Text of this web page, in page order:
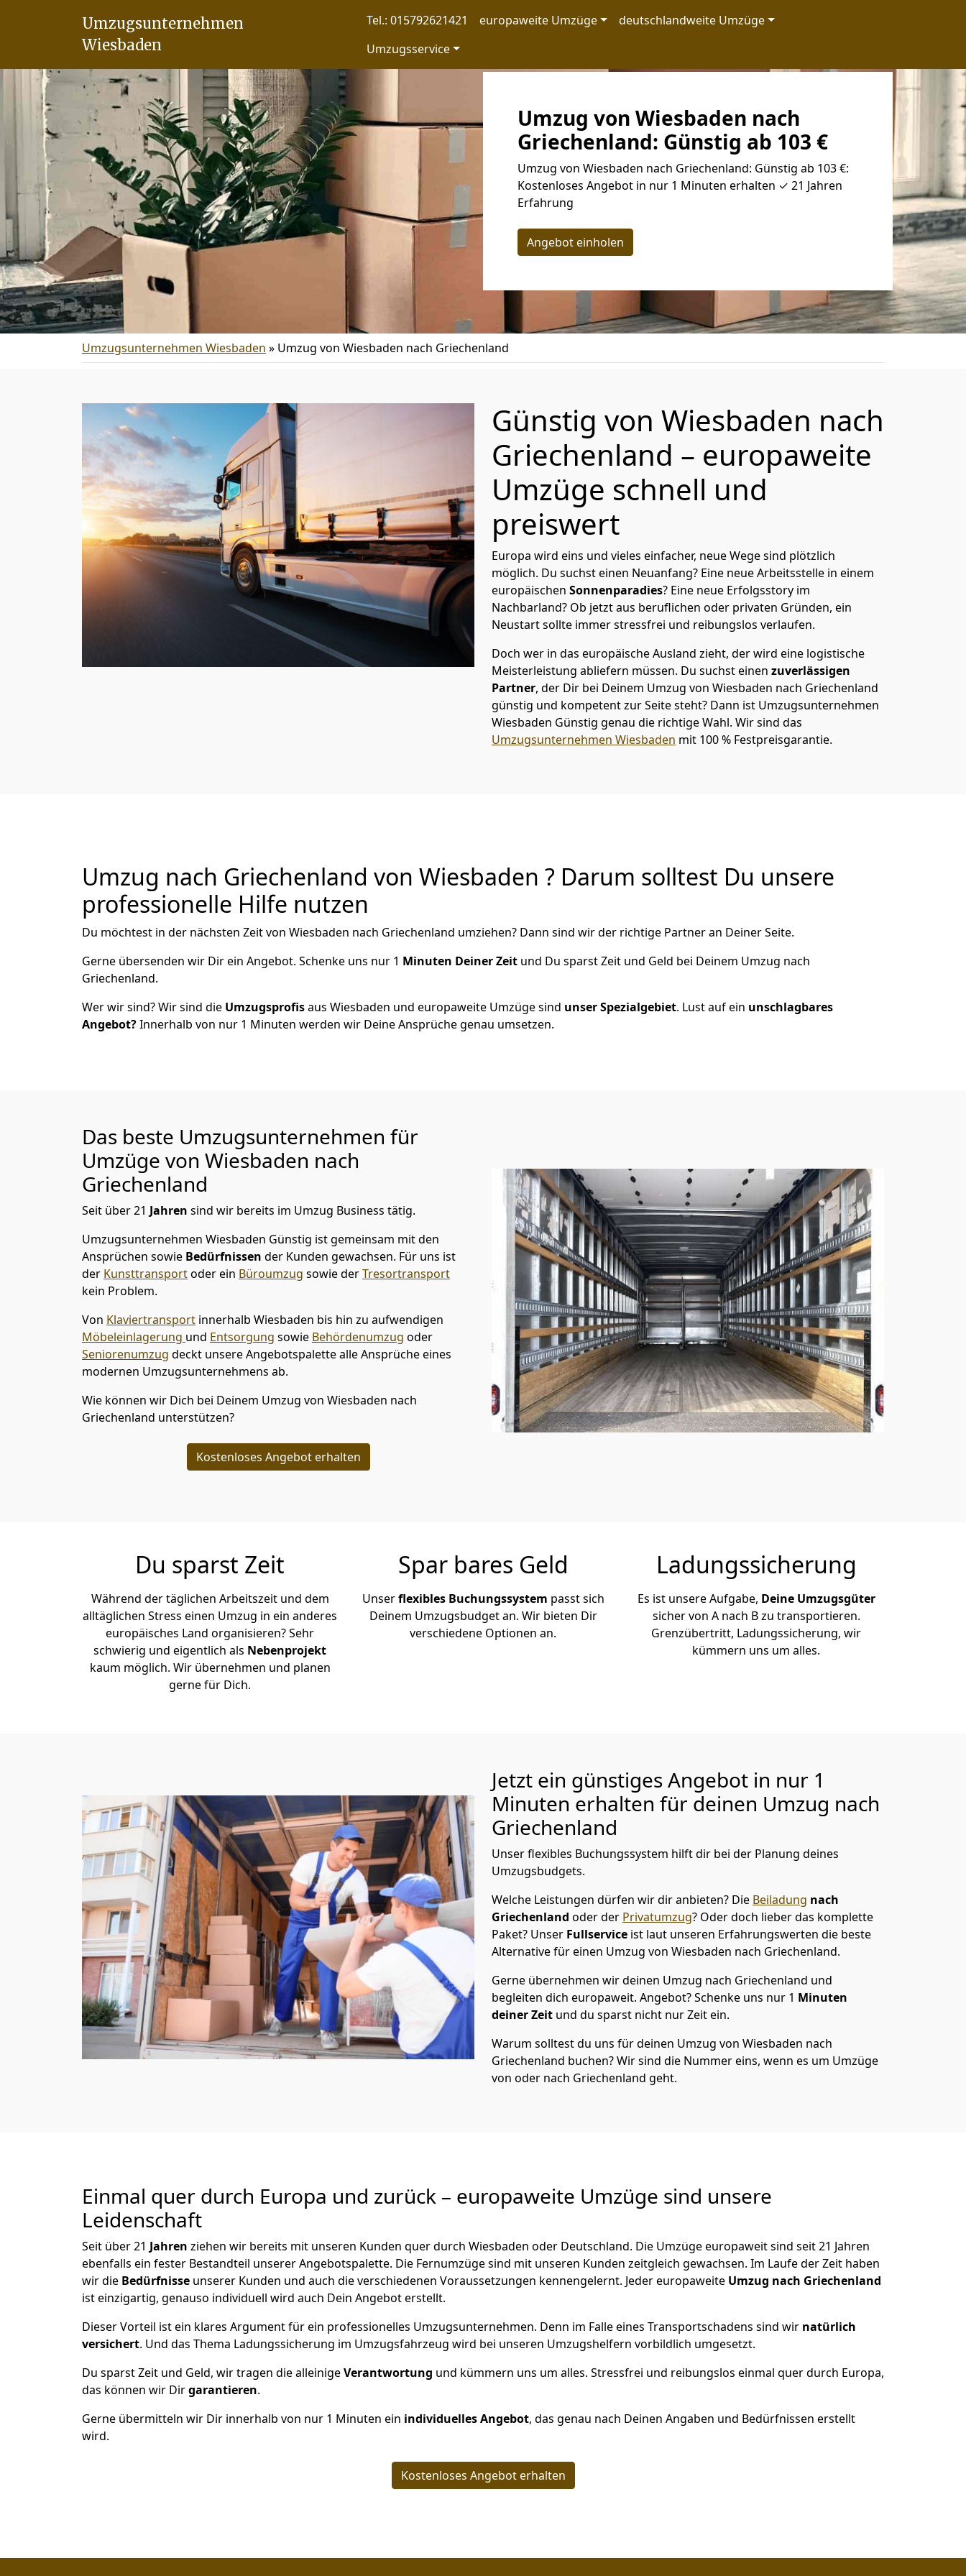
Umzugsunternehmen
Wiesbaden
Tel.: 015792621421 europaweite Umzüge
deutschlandweite Umzüge
Umzugsservice
Umzug von Wiesbaden nach
Griechenland: Günstig ab 103 €
Umzug von Wiesbaden nach Griechenland: Günstig ab 103 €:
Kostenloses Angebot in nur 1 Minuten erhalten ✓ 21 Jahren
Erfahrung
Angebot einholen
Umzugsunternehmen Wiesbaden » Umzug von Wiesbaden nach Griechenland
Günstig von Wiesbaden nach
Griechenland – europaweite
Umzüge schnell und
preiswert
Europa wird eins und vieles einfacher, neue Wege sind plötzlich
möglich. Du suchst einen Neuanfang? Eine neue Arbeitsstelle in einem
europäischen Sonnenparadies? Eine neue Erfolgsstory im
Nachbarland? Ob jetzt aus beruflichen oder privaten Gründen, ein
Neustart sollte immer stressfrei und reibungslos verlaufen.
Doch wer in das europäische Ausland zieht, der wird eine logistische
Meisterleistung abliefern müssen. Du suchst einen zuverlässigen
Partner, der Dir bei Deinem Umzug von Wiesbaden nach Griechenland
günstig und kompetent zur Seite steht? Dann ist Umzugsunternehmen
Wiesbaden Günstig genau die richtige Wahl. Wir sind das
Umzugsunternehmen Wiesbaden mit 100 % Festpreisgarantie.
Umzug nach Griechenland von Wiesbaden ? Darum solltest Du unsere
professionelle Hilfe nutzen
Du möchtest in der nächsten Zeit von Wiesbaden nach Griechenland umziehen? Dann sind wir der richtige Partner an Deiner Seite.
Gerne übersenden wir Dir ein Angebot. Schenke uns nur 1 Minuten Deiner Zeit und Du sparst Zeit und Geld bei Deinem Umzug nach
Griechenland.
Wer wir sind? Wir sind die Umzugsprofisaus Wiesbaden und europaweite Umzüge sind unser Spezialgebiet. Lust auf ein unschlagbares
Angebot?Innerhalb von nur 1 Minuten werden wir Deine Ansprüche genau umsetzen.
Das beste Umzugsunternehmen für
Umzüge von Wiesbaden nach
Griechenland
Seit über21 Jahren sind wir bereits im Umzug Business tätig.
Umzugsunternehmen Wiesbaden Günstig ist gemeinsam mit den
Ansprüchen sowie Bedürfnissen der Kunden gewachsen. Für uns ist
der Kunsttransportoder ein Büroumzug sowie derTresortransport
kein Problem.
Von Klaviertransport innerhalb Wiesbaden bis hin zu aufwendigen
Möbeleinlagerung und Entsorgung sowie Behördenumzug oder
Seniorenumzug deckt unsere Angebotspalette alle Ansprüche eines
modernen Umzugsunternehmens ab.
Wie können wir Dich bei Deinem Umzug von Wiesbaden nach
Griechenland unterstützen?
Kostenloses Angebot erhalten
Du sparst Zeit
Während der täglichen Arbeitszeit und dem
alltäglichen Stress einen Umzug in ein anderes
europäisches Land organisieren? Sehr
schwierig und eigentlich als Nebenprojekt
kaum möglich. Wir übernehmen und planen
gerne für Dich.
Spar bares Geld
Unserflexibles Buchungssystem passt sich
Deinem Umzugsbudget an. Wir bieten Dir
verschiedene Optionen an.
Ladungssicherung
Es ist unsere Aufgabe, Deine Umzugsgüter
sicher von A nach B zu transportieren.
Grenzübertritt, Ladungssicherung, wir
kümmern uns um alles.
Jetzt ein günstiges Angebot in nur 1
Minuten erhalten für deinen Umzug nach
Griechenland
Unser flexibles Buchungssystem hilft dir bei der Planung deines
Umzugsbudgets.
Welche Leistungen dürfen wir dir anbieten? Die Beiladung nach
Griechenland oder der Privatumzug? Oder doch lieber das komplette
Paket? Unser Fullservice ist laut unseren Erfahrungswerten die beste
Alternative für einen Umzug von Wiesbaden nach Griechenland.
Gerne übernehmen wir deinen Umzug nach Griechenland und
begleiten dich europaweit. Angebot? Schenke uns nur 1 Minuten
deiner Zeit und du sparst nicht nur Zeit ein.
Warum solltest du uns für deinen Umzug von Wiesbaden nach
Griechenland buchen? Wir sind die Nummer eins, wenn es um Umzüge
von oder nach Griechenland geht.
Einmal quer durch Europa und zurück – europaweite Umzüge sind unsere
Leidenschaft
Seit über21 Jahren ziehen wir bereits mit unseren Kunden quer durch Wiesbaden oder Deutschland. Die Umzüge europaweit sind seit21 Jahren
ebenfalls ein fester Bestandteil unserer Angebotspalette. Die Fernumzüge sind mit unseren Kunden zeitgleich gewachsen. Im Laufe der Zeit haben
wir die Bedürfnisse unserer Kunden und auch die verschiedenen Voraussetzungen kennengelernt. Jeder europaweite Umzug nach Griechenland
ist einzigartig, genauso individuell wird auch Dein Angebot erstellt.
Dieser Vorteil ist ein klares Argument für ein professionelles Umzugsunternehmen. Denn im Falle eines Transportschadens sind wir natürlich
versichert. Und das Thema Ladungssicherung im Umzugsfahrzeug wird bei unseren Umzugshelfern vorbildlich umgesetzt.
Du sparst Zeit und Geld, wir tragen die alleinigeVerantwortung und kümmern uns um alles. Stressfrei und reibungslos einmal quer durch Europa,
das können wir Dirgarantieren.
Gerne übermitteln wir Dir innerhalb von nur 1 Minuten ein individuelles Angebot, das genau nach Deinen Angaben und Bedürfnissen erstellt
wird.
Kostenloses Angebot erhalten